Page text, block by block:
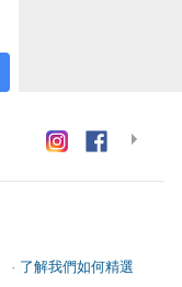
· 了解我們如何精選